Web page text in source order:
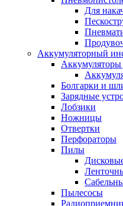
Для
Аккумуляторный
Аккумуляторы
Болгарки и
Зарядные
Лобзики
Ножницы
Отвертки
Перфораторы
Пилы
Пылесосы